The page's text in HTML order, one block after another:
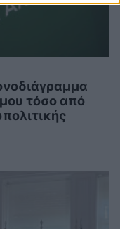
τόσο από